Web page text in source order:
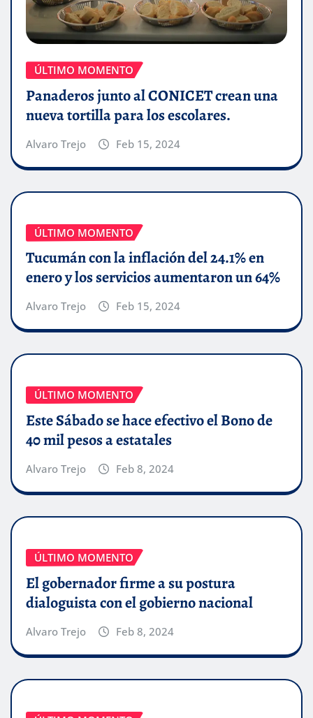
ÚLTIMO MOMENTO
Panaderos junto al CONICET crean una
nueva tortilla para los escolares.
Alvaro Trejo Feb 15, 2024
ÚLTIMO MOMENTO
Tucumán con la inflación del 24.1% en
enero y los servicios aumentaron un 64%
Alvaro Trejo Feb 15, 2024
ÚLTIMO MOMENTO
Este Sábado se hace efectivo el Bono de
40 mil pesos a estatales
Alvaro Trejo Feb 8, 2024
ÚLTIMO MOMENTO
El gobernador firme a su postura
dialoguista con el gobierno nacional
Alvaro Trejo Feb 8, 2024